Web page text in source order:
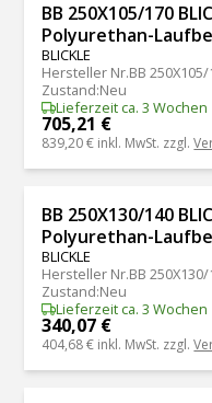
BB 250X105/170
Polyurethan-
BLICKLE
Hersteller Nr.BB
Zustand:Neu
Lieferzeit ca. 3 Wochen
705,21 €
839,20 € inkl. MwSt. zzgl.
BB 250X130/140
Polyurethan-
BLICKLE
Hersteller Nr.BB
Zustand:Neu
Lieferzeit ca. 3 Wochen
340,07 €
404,68 € inkl. MwSt. zzgl.